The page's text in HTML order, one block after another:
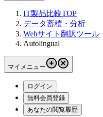
IT製品比較TOP
データ蓄積・分析
Webサイト翻訳ツール
Autolingual
マイメニュー
ログイン
無料会員登録
あなたの閲覧履歴